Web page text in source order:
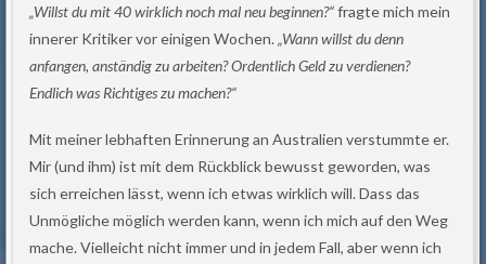
„Willst du mit 40 wirklich noch mal neu beginnen?“fragte mich mein
innerer Kritiker vor einigen Wochen.„Wann willst du denn
anfangen, anständig zu arbeiten? Ordentlich Geld zu verdienen?
Endlich was Richtiges zu machen?“
Mit meiner lebhaften Erinnerung an Australien verstummte er.
Mir (und ihm) ist mit dem Rückblick bewusst geworden, was
sich erreichen lässt, wenn ich etwas wirklich will. Dass das
Unmögliche möglich werden kann, wenn ich mich auf den Weg
mache. Vielleicht nicht immer und in jedem Fall, aberwenn ich